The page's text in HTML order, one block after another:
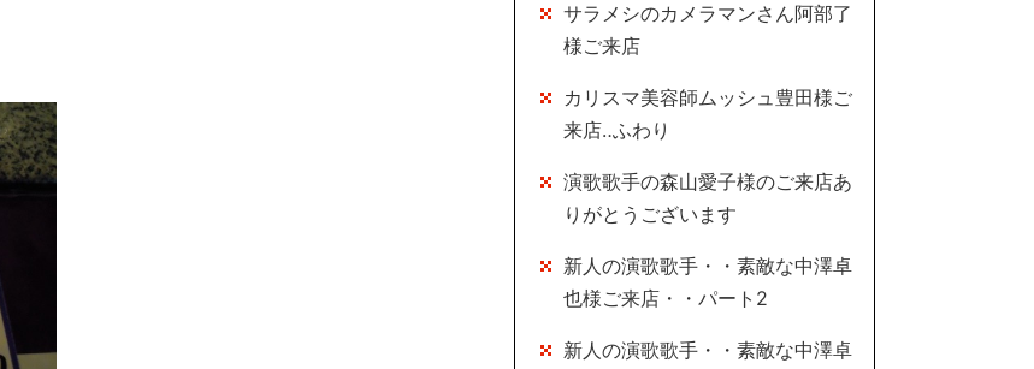
サラメシのカメラマンさん阿部了
様ご来店
カリスマ美容師ムッシュ豊田様ご
来店‥ふわり
演歌歌手の森山愛子様のご来店あ
りがとうございます
新人の演歌歌手・・素敵な中澤卓
也様ご来店・・パート2
新人の演歌歌手・・素敵な中澤卓